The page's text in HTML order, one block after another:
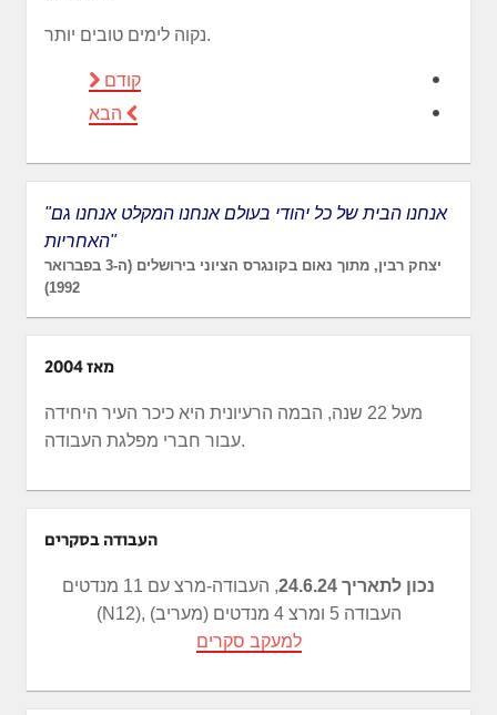
נקוה לימים טובים יותר.
קודם
הבא
"אנחנו הבית של כל יהודי בעולם אנחנו המקלט אנחנו גם
האחריות"
יצחק רבין, מתוך נאום בקונגרס הציוני בירושלים (ה-3 בפברואר
1992)
מאז 2004
מעל 22 שנה, הבמה הרעיונית היא כיכר העיר היחידה
עבור חברי מפלגת העבודה.
העבודה בסקרים
נכון לתאריך 24.6.24
, העבודה-מרצ עם 11 מנדטים
(N12), העבודה 5 ומרצ 4 מנדטים (מעריב)
למעקב סקרים